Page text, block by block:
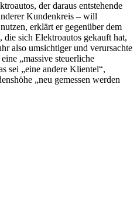
der daraus entstehende
Kundenkreis – will
erklärt er gegenüber dem
die sich Elektroautos gekauft hat,
also umsichtiger und verursachte
„massive steuerliche
sei „eine andere Klientel“,
„neu gemessen werden